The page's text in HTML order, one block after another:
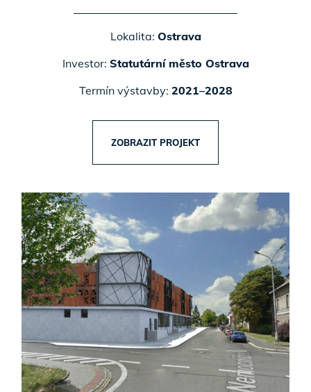
Lokalita: Ostrava
Investor: Statutární město Ostrava
Termín výstavby: 2021–2028
ZOBRAZIT PROJEKT